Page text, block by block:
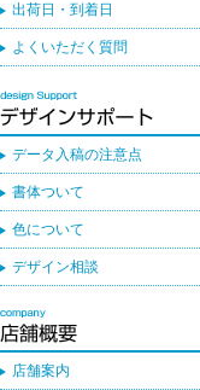
出荷日・到着日
よくいただく質問
データ入稿の注意点
書体ついて
色について
デザイン相談
店舗案内